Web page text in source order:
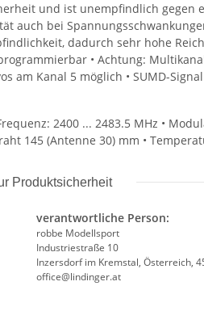
und ist unempfindlich gegen
auch bei
dadurch sehr hohe
• Achtung:
am Kanal 5 möglich • SUMD-
2400 ... 2483.5 MHz •
145 (Antenne 30) mm •
Produktsicherheit
verantwortliche Person:
robbe Modellsport
Industriestraße 10
Inzersdorf im Kremstal, Österreich,
office@lindinger.at